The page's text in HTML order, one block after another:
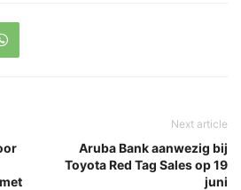
Next article
Aruba Bank aanwezig bij
Toyota Red Tag Sales op 19
juni